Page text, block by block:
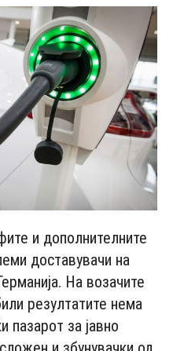
и дополнителните
доставувачи на
На возачите
резултатите нема
пазарот за јавно